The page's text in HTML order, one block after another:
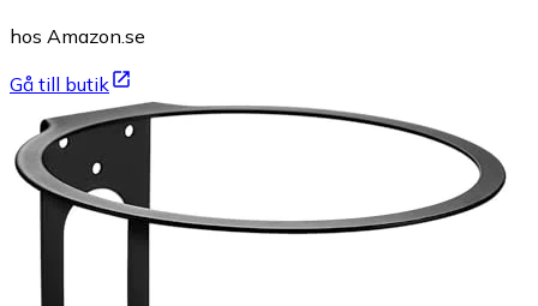
hos Amazon.se
Gå till butik